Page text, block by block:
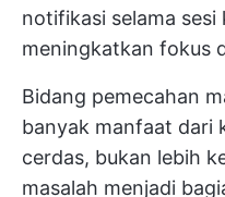
notifikasi selama
meningkatkan fokus
Bidang pemecahan
banyak manfaat dari
cerdas, bukan lebih
masalah menjadi